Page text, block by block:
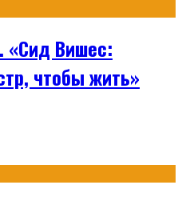
«Сид Вишес:
чтобы жить»